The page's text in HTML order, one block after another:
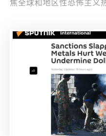
的国际形势下，应对恐怖